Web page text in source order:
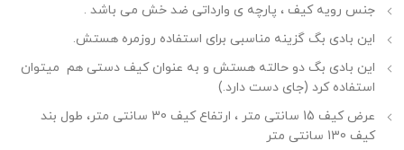
جنس رویه کیف ، پارچه ی وارداتی ضد خش می باشد .
این بادی بگ گزینه مناسبی برای استفاده روزمره هستش.
این بادی بگ دو حالته هستش و به عنوان کیف دستی هم میتوان
استفاده کرد (جای دست دارد.)
عرض کیف 15 سانتی متر ، ارتفاع کیف 30 سانتی متر، طول بند
کیف 130 سانتی متر